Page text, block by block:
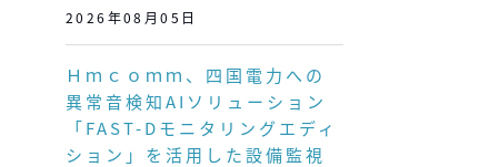
2026年08月05日
Ｈｍｃｏｍｍ、四国電力への
異常音検知AIソリューション
「FAST-Dモニタリングエディ
ション」を活用した設備監視